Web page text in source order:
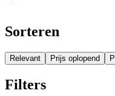
Sorteren
Relevant Prijs oplopend
Filters